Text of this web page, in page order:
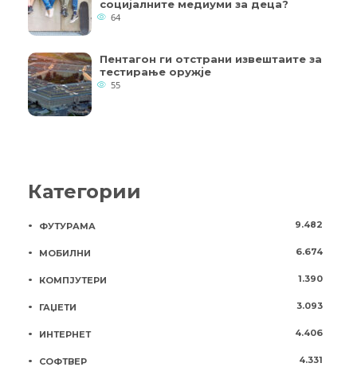
социјалните медиуми за деца?
64
Пентагон ги отстрани извештаите за
тестирање оружје
55
Категории
ФУТУРАМА 9.482
МОБИЛНИ 6.674
КОМПЈУТЕРИ 1.390
ГАЏЕТИ 3.093
ИНТЕРНЕТ 4.406
СОФТВЕР 4.331